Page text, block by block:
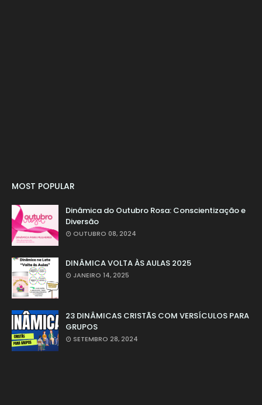
MOST POPULAR
Dinâmica do Outubro Rosa: Conscientização e
Diversão
OUTUBRO 08, 2024
DINÂMICA VOLTA ÀS AULAS 2025
JANEIRO 14, 2025
23 DINÂMICAS CRISTÃS COM VERSÍCULOS PARA
GRUPOS
SETEMBRO 28, 2024